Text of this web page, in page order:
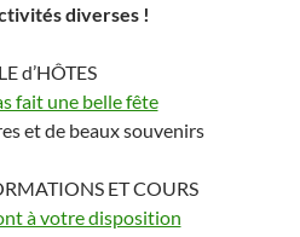
diverses !
d’HÔTES
fait une belle fête
et de beaux souvenirs
ET COURS
à votre disposition